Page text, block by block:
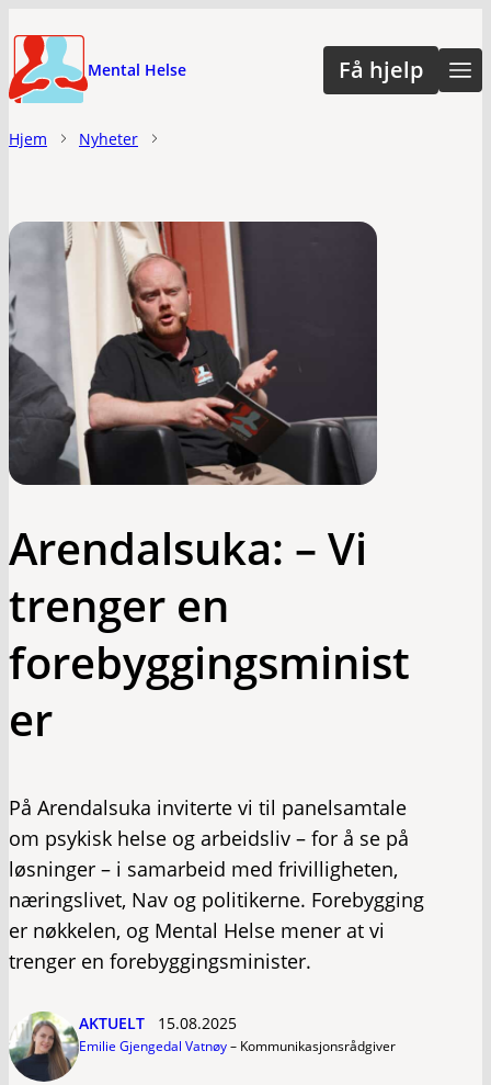
til
hovedinnhold
Mental Helse Få hjelp
Hjem Nyheter
Arendalsuka: – Vi
trenger en
forebyggingsminist
er
På Arendalsuka inviterte vi til panelsamtale
om psykisk helse og arbeidsliv – for å se på
løsninger – i samarbeid med frivilligheten,
næringslivet, Nav og politikerne. Forebygging
er nøkkelen, og Mental Helse mener at vi
trenger en forebyggingsminister.
AKTUELT 15.08.2025
Emilie Gjengedal Vatnøy– Kommunikasjonsrådgiver